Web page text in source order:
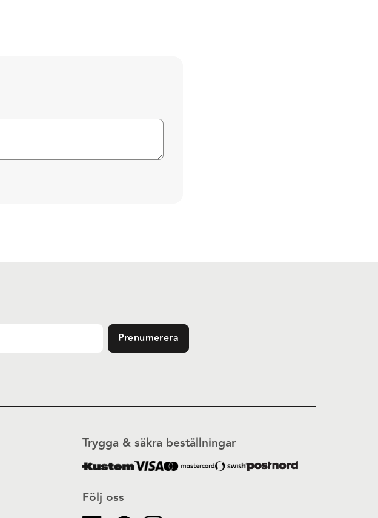
Prenumerera
Följ oss
Trygga & säkra beställningar